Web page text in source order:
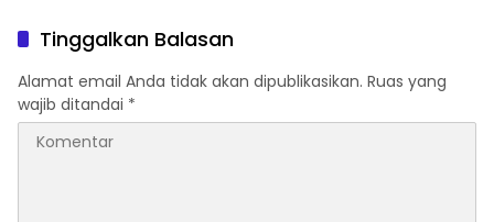
Pemanfaatan Teknologi AI
Tinggalkan Balasan
Alamat email Anda tidak akan dipublikasikan. Ruas yang
wajib ditandai *